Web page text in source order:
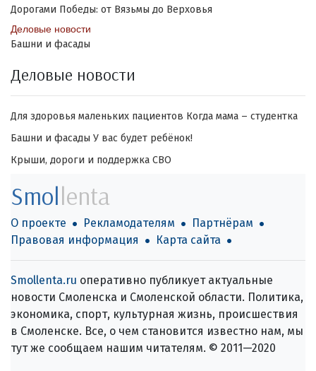
Дорогами Победы: от Вязьмы до Верховья
Деловые новости
Башни и фасады
Деловые новости
Для здоровья маленьких пациентов Когда мама – студентка
Башни и фасады У вас будет ребёнок!
Крыши, дороги и поддержка СВО
Smollenta
О проекте Рекламодателям
Партнёрам
Правовая информация
Карта сайта
Smollenta.ru оперативно публикует актуальные
новости Смоленска и Смоленской области. Политика,
экономика, спорт, культурная жизнь, происшествия
в Смоленске. Все, о чем становится известно нам, мы
тут же сообщаем нашим читателям. © 2011—2020